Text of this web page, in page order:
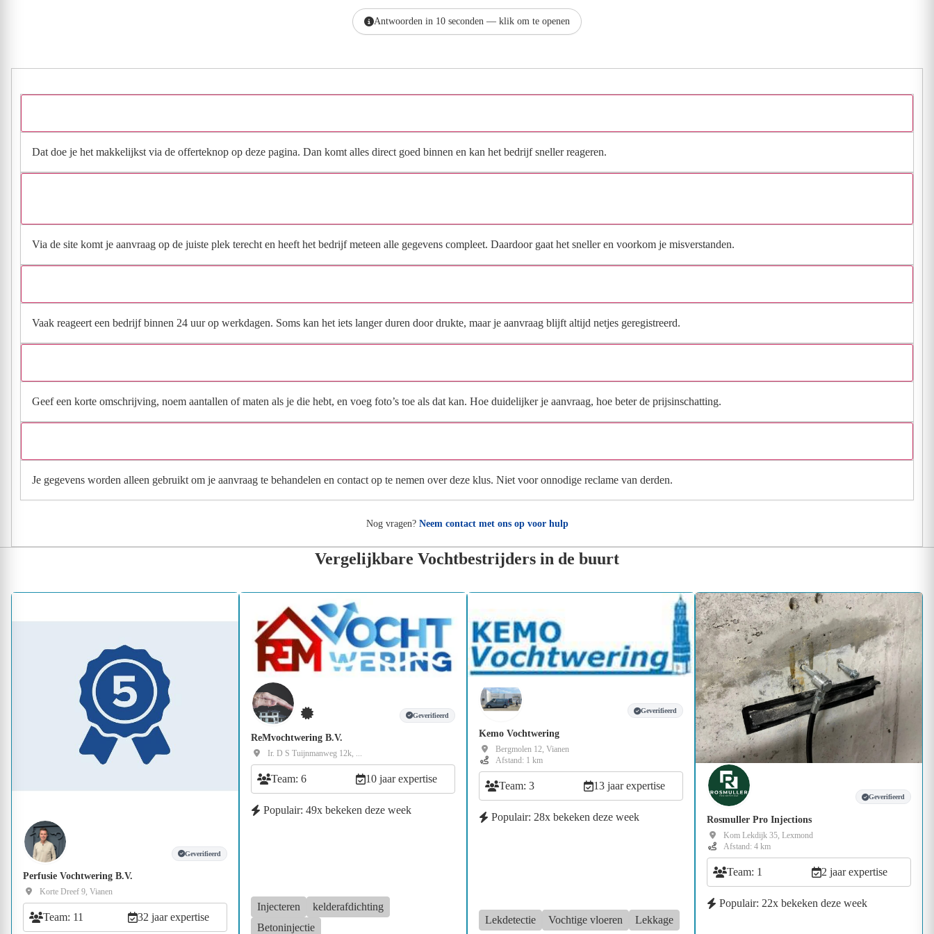
Antwoorden in 10 seconden — klik om te openen
Dat doe je het makkelijkst via de offerteknop op deze pagina. Dan komt alles direct goed binnen en kan het bedrijf sneller reageren.
Via de site komt je aanvraag op de juiste plek terecht en heeft het bedrijf meteen alle gegevens compleet. Daardoor gaat het sneller en voorkom je misverstanden.
Vaak reageert een bedrijf binnen 24 uur op werkdagen. Soms kan het iets langer duren door drukte, maar je aanvraag blijft altijd netjes geregistreerd.
Geef een korte omschrijving, noem aantallen of maten als je die hebt, en voeg foto’s toe als dat kan. Hoe duidelijker je aanvraag, hoe beter de prijsinschatting.
Je gegevens worden alleen gebruikt om je aanvraag te behandelen en contact op te nemen over deze klus. Niet voor onnodige reclame van derden.
Nog vragen? Neem contact met ons op voor hulp
Vergelijkbare Vochtbestrijders in de buurt
Geverifieerd
Perfusie Vochtwering B.V.
Korte Dreef 9, Vianen
Team: 11 32 jaar expertise
Geverifieerd
ReMvochtwering B.V.
Ir. D S Tuijnmanweg 12k, ...
Team: 6 10 jaar expertise
Populair: 49x bekeken deze week
Injecteren
kelderafdichting
Betoninjectie
Geverifieerd
Kemo Vochtwering
Bergmolen 12, Vianen
Afstand: 1 km
Team: 3 13 jaar expertise
Populair: 28x bekeken deze week
Lekdetectie Vochtige vloeren Lekkage
Geverifieerd
Rosmuller Pro Injections
Kom Lekdijk 35, Lexmond
Afstand: 4 km
Team: 1 2 jaar expertise
Populair: 22x bekeken deze week